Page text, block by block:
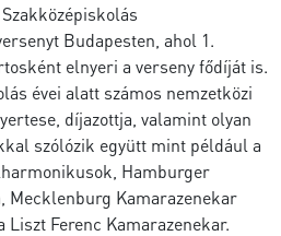
Budapesten, ahol 1.
elnyeri a verseny fődíját is.
évei alatt számos nemzetközi
díjazottja, valamint olyan
szólózik együtt mint például a
Hamburger
Mecklenburg Kamarazenekar
Liszt Ferenc Kamarazenekar.